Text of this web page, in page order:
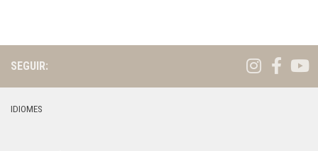
SEGUIR:
IDIOMES